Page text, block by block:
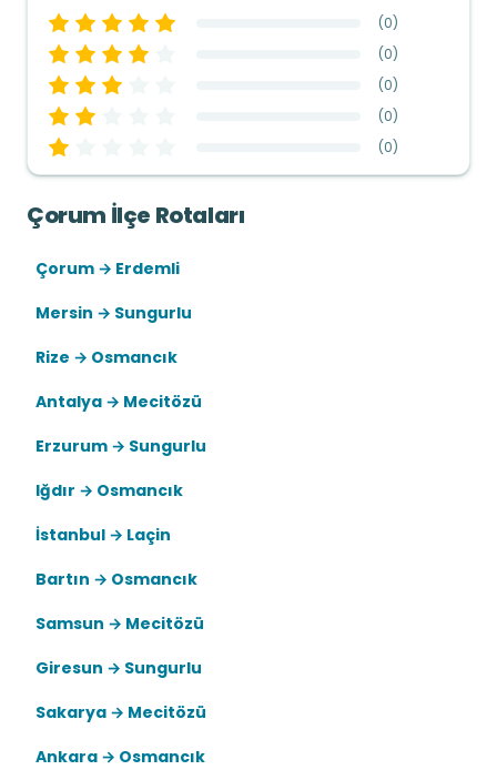
(0)
(0)
(0)
(0)
(0)
Çorum İlçe Rotaları
Çorum → Erdemli
Mersin → Sungurlu
Rize → Osmancık
Antalya → Mecitözü
Erzurum → Sungurlu
Iğdır → Osmancık
İstanbul → Laçin
Bartın → Osmancık
Samsun → Mecitözü
Giresun → Sungurlu
Sakarya → Mecitözü
Ankara → Osmancık